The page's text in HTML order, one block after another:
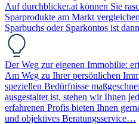
Auf durchblicker.at können Sie
Sparprodukte am Markt
Sparbuchs oder Sparkontos ist
Der Weg zur eigenen Immobilie:
Am Weg zu Ihrer persönlichen
speziellen Bedürfnisse
ausgestaltet ist, stehen wir Ihnen
erfahrenen Profis bieten Ihnen
und objektives Beratungsservice…